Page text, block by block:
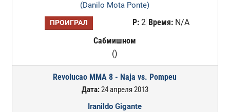
(Danilo Mota Ponte)
ПРОИГРАЛ Р: 2 Время: N/A
Сабмишном
()
Revolucao MMA 8 - Naja vs. Pompeu
Дата:24 апреля 2013
Iranildo Gigante